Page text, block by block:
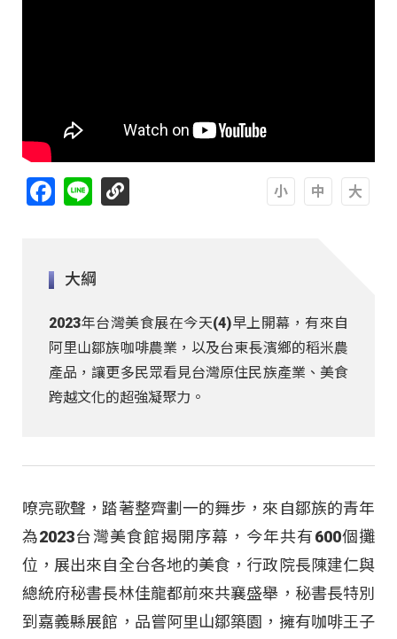
Facebook
Line
大綱
2023年台灣美食展在今天(4)早上開幕，有來自
阿里山鄒族咖啡農業，以及台東長濱鄉的稻米農
產品，讓更多民眾看見台灣原住民族產業、美食
跨越文化的超強凝聚力。
嘹亮歌聲，踏著整齊劃一的舞步，來自鄒族的青年
為2023台灣美食館揭開序幕，今年共有600個攤
位，展出來自全台各地的美食，行政院長陳建仁與
總統府秘書長林佳龍都前來共襄盛舉，秘書長特別
到嘉義縣展館，品嘗阿里山鄒築園，擁有咖啡王子